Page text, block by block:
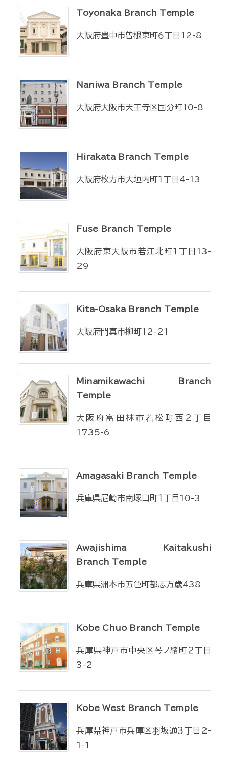
Toyonaka Branch Temple
大阪府豊中市曽根東町６丁目12-8
Naniwa Branch Temple
大阪府大阪市天王寺区国分町10-8
Hirakata Branch Temple
大阪府枚方市大垣内町１丁目4-13
Fuse Branch Temple
大阪府東大阪市若江北町１丁目13-
29
Kita-Osaka Branch Temple
大阪府門真市柳町12-21
Minamikawachi Branch
Temple
大阪府富田林市若松町西２丁目
1735-6
Amagasaki Branch Temple
兵庫県尼崎市南塚口町１丁目10-3
Awajishima Kaitakushi
Branch Temple
兵庫県洲本市五色町都志万歳438
Kobe Chuo Branch Temple
兵庫県神戸市中央区琴ノ緒町２丁目
3-2
Kobe West Branch Temple
兵庫県神戸市兵庫区羽坂通３丁目2-
1-1